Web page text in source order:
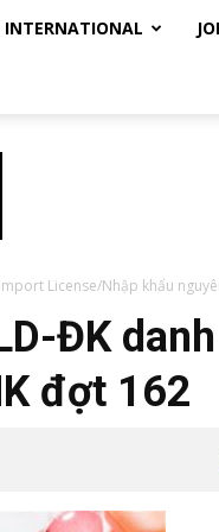
INTERNATIONAL
License/Nhập khẩu
ĐK
đợt 162